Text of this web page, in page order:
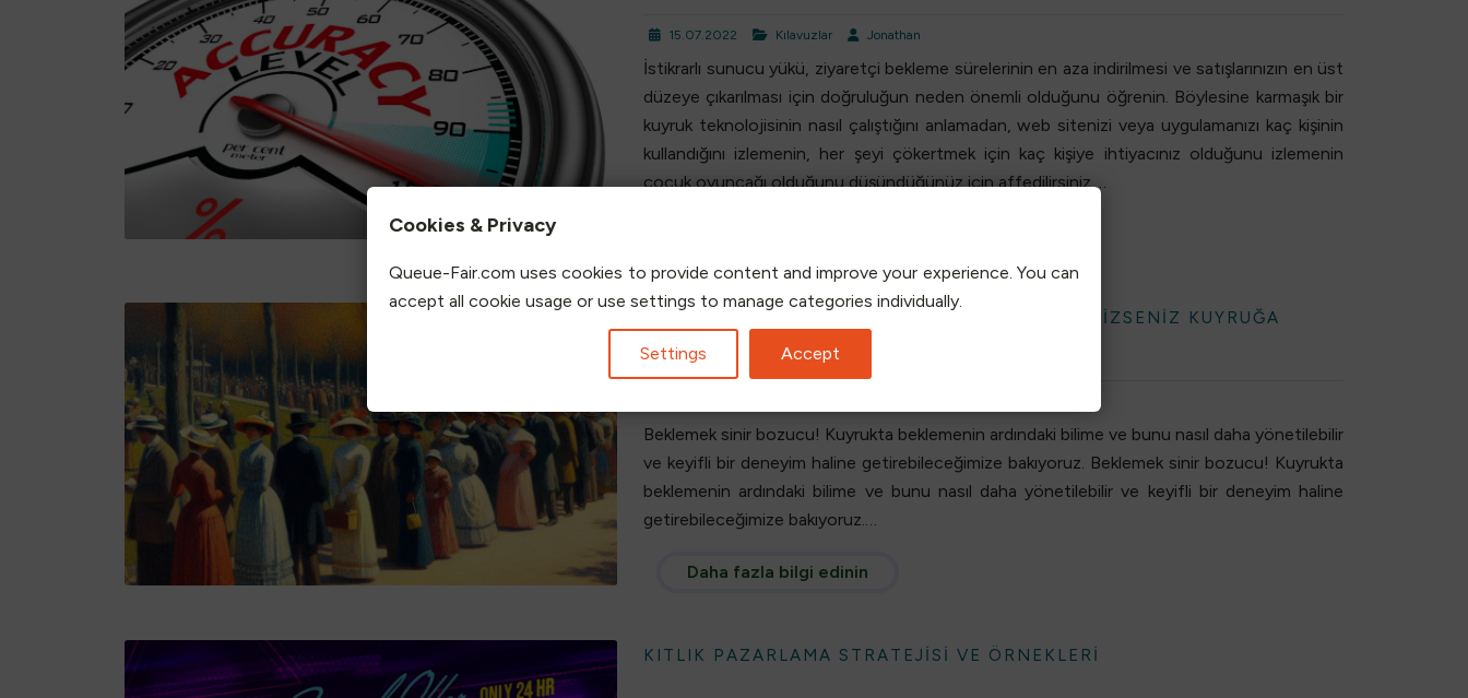
15.07.2022 Kılavuzlar Jonathan
İstikrarlı sunucu yükü, ziyaretçi bekleme sürelerinin en aza indirilmesi ve satışlarınızın en üst
düzeye çıkarılması için doğruluğun neden önemli olduğunu öğrenin. Böylesine karmaşık bir
kuyruk teknolojisinin nasıl çalıştığını anlamadan, web sitenizi veya uygulamanızı kaç kişinin
kullandığını izlemenin, her şeyi çökertmek için kaç kişiye ihtiyacınız olduğunu izlemenin
çocuk oyuncağı olduğunu düşündüğünüz için affedilirsiniz.…
SIRADA BEKLEMENIN PSIKOLOJISI (EĞER İNGILIZSENIZ KUYRUĞA
GIRMEK)
Beklemek sinir bozucu! Kuyrukta beklemenin ardındaki bilime ve bunu nasıl daha yönetilebilir
ve keyifli bir deneyim haline getirebileceğimize bakıyoruz. Beklemek sinir bozucu! Kuyrukta
beklemenin ardındaki bilime ve bunu nasıl daha yönetilebilir ve keyifli bir deneyim haline
getirebileceğimize bakıyoruz.…
Daha fazla bilgi edinin
KITLIK PAZARLAMA STRATEJISI VE ÖRNEKLERI
Cookies & Privacy
Queue-Fair.com uses cookies to provide content and improve your experience. You can
accept all cookie usage or use settings to manage categories individually.
Settings Accept